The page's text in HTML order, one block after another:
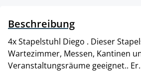
Beschreibung
4x Stapelstuhl Diego . Dieser
Wartezimmer, Messen, Kantinen
Veranstaltungsräume geeignet..